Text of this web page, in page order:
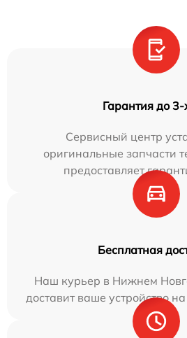
Гарантия до 3-
Сервисный центр
оригинальные запчасти
предоставляет
Бесплатная
Наш курьер в Нижнем
доставит ваше устройство